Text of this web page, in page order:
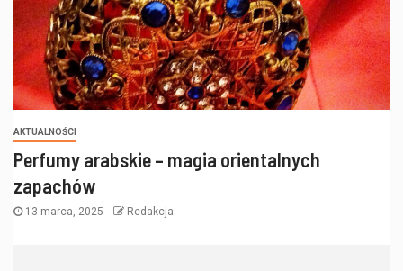
AKTUALNOŚCI
Perfumy arabskie – magia orientalnych
zapachów
13 marca, 2025 Redakcja